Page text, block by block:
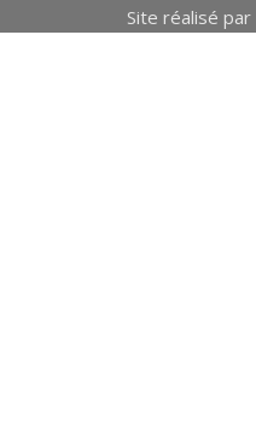
Site réalisé par